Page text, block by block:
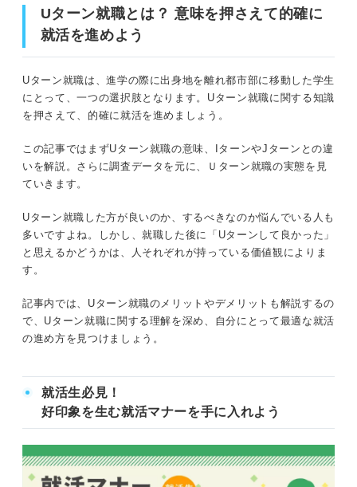
めよう
Uターン就職とは？ 意味を押さえて的確に
就活を進めよう
Uターン就職は、進学の際に出身地を離れ都市部に移動した学生
にとって、一つの選択肢となります。Uターン就職に関する知識
を押さえて、的確に就活を進めましょう。
この記事ではまずUターン就職の意味、IターンやJターンとの違
いを解説。さらに調査データを元に、Ｕターン就職の実態を見
ていきます。
Uターン就職した方が良いのか、するべきなのか悩んでいる人も
多いですよね。しかし、就職した後に「Uターンして良かった」
と思えるかどうかは、人それぞれが持っている価値観によりま
す。
記事内では、Uターン就職のメリットやデメリットも解説するの
で、Uターン就職に関する理解を深め、自分にとって最適な就活
の進め方を見つけましょう。
就活生必見！
好印象を生む就活マナーを手に入れよう
就活生必見！好印象を生む就活マナーを手に入れよう
Uターン就職とは？ IターンやJターンとの違いも押さえよ
Uターン就職の例
Uターン就職者の就業先
Uターンを決めた理由
価値観次第！ Uターン就職のメリットを感じやすい人の特
徴
②地元に貢献したい
④地元に信頼できる友人が多い